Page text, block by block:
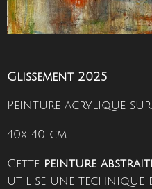
Glissement 2025
Peinture acrylique
40x 40 cm
Cette peinture
utilise une technique